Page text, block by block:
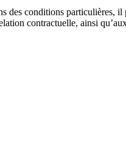
des conditions particulières, il
contractuelle, ainsi